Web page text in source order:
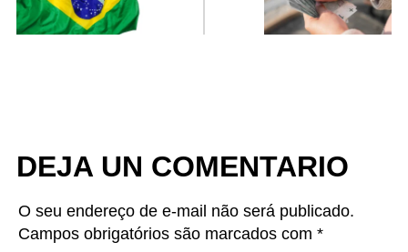
DEJA UN COMENTARIO
O seu endereço de e-mail não será publicado.
Campos obrigatórios são marcados com *